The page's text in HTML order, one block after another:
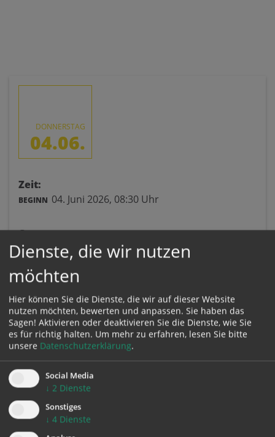
DONNERSTAG
04.06.
Zeit:
BEGINN 04. Juni 2026, 08:30 Uhr
Ort:
Stiftskirche Kremsmünster
4550 Kremsmünster
Karte:
Dienste, die wir nutzen
möchten
Hier können Sie die Dienste, die wir auf dieser Website
nutzen möchten, bewerten und anpassen. Sie haben das
Sagen! Aktivieren oder deaktivieren Sie die Dienste, wie Sie
es für richtig halten. Um mehr zu erfahren, lesen Sie bitte
unsere Datenschutzerklärung.
Social Media
↓ 2 Dienste
Sonstiges
↓ 4 Dienste